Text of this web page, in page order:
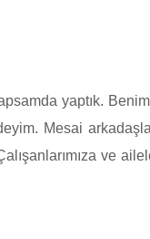
yaptık.
Mesai
ve